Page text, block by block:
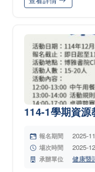
114-1學期資
報名期間 2025-
場次時間 2025-
承辦單位 健康暨